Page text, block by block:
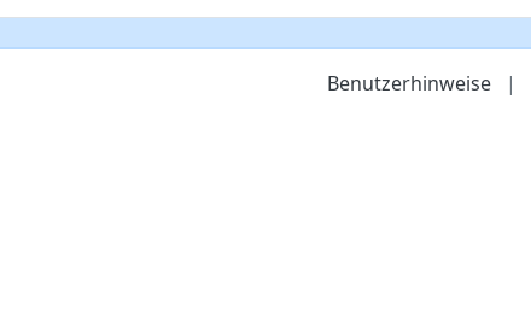
Benutzerhinweise |